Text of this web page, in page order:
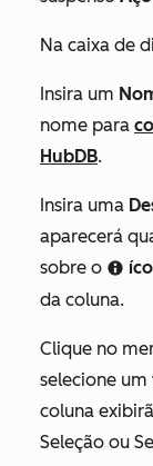
Na caixa de
Insira um
nome para
HubDB.
Insira uma
aparecerá
sobre o info
da coluna.
Clique no
selecione um
coluna
Seleção ou